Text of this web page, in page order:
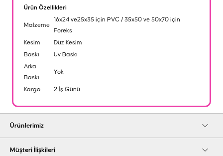
Ürün Özellikleri
Malzeme
16x24 ve25x35 için PVC / 35x50 ve 50x70 için
Foreks
Kesim
Düz Kesim
Baskı
Uv Baskı
Arka
Baskı
Yok
Kargo 2 İş Günü
Ürünlerimiz
Müşteri İlişkileri